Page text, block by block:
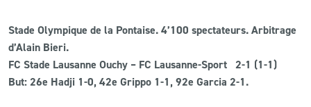
Stade Olympique de la Pontaise. 4’100 spectateurs. Arbitrage
d’Alain Bieri.
FC Stade Lausanne Ouchy – FC Lausanne-Sport 2-1 (1-1)
But: 26e Hadji 1-0, 42e Grippo 1-1, 92e Garcia 2-1.